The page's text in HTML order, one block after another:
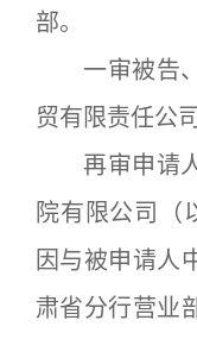
部。
一审被告、
贸有限责任公司
再审申请人
院有限公司（
因与被申请人
肃省分行营业